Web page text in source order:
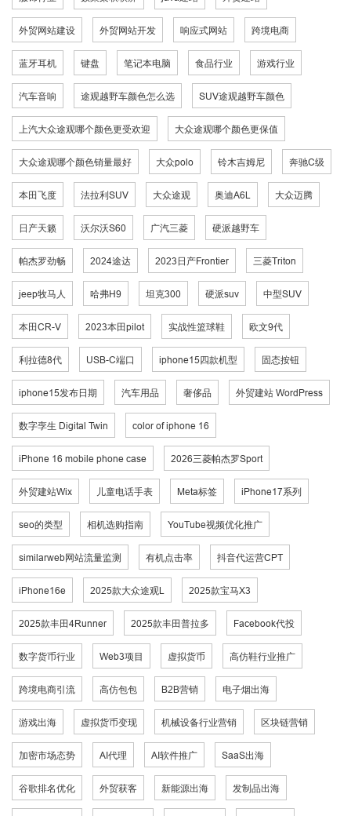
外贸网站建设 外贸网站开发 响应式网站 跨境电商
蓝牙耳机 键盘 笔记本电脑 食品行业 游戏行业
汽车音响 途观越野车颜色怎么选 SUV途观越野车颜色
上汽大众途观哪个颜色更受欢迎 大众途观哪个颜色更保值
大众途观哪个颜色销量最好 大众polo 铃木吉姆尼 奔驰C级
本田飞度 法拉利SUV 大众途观 奥迪A6L 大众迈腾
日产天籁 沃尔沃S60 广汽三菱 硬派越野车
帕杰罗劲畅 2024途达 2023日产Frontier 三菱Triton
jeep牧马人 哈弗H9 坦克300 硬派suv 中型SUV
本田CR-V 2023本田pilot 实战性篮球鞋 欧文9代
利拉德8代 USB-C端口 iphone15四款机型 固态按钮
iphone15发布日期 汽车用品 奢侈品 外贸建站 WordPress
数字孪生 Digital Twin color of iphone 16
iPhone 16 mobile phone case 2026三菱帕杰罗Sport
外贸建站Wix 儿童电话手表 Meta标签 iPhone17系列
seo的类型 相机选购指南 YouTube视频优化推广
similarweb网站流量监测 有机点击率 抖音代运营CPT
iPhone16e 2025款大众途观L 2025款宝马X3
2025款丰田4Runner 2025款丰田普拉多 Facebook代投
数字货币行业 Web3项目 虚拟货币 高仿鞋行业推广
跨境电商引流 高仿包包 B2B营销 电子烟出海
游戏出海 虚拟货币变现 机械设备行业营销 区块链营销
加密市场态势 AI代理 AI软件推广 SaaS出海
谷歌排名优化 外贸获客 新能源出海 发制品出海